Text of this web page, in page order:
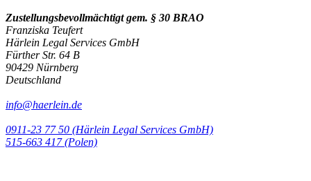
Zustellungsbevollmächtigt gem. § 30 BRAO
Franziska Teufert
Härlein Legal Services GmbH
Fürther Str. 64 B
90429 Nürnberg
Deutschland
info@haerlein.de
0911-23 77 50 (Härlein Legal Services GmbH)
‭515-663 417 (Polen)‬‬‬